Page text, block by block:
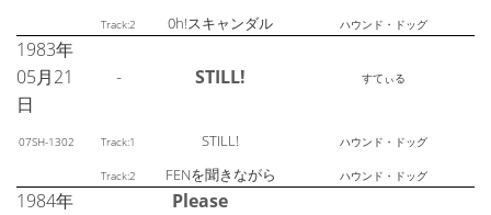
Track:2 0h!スキャンダル ハウンド・ドッグ
1983年
05月21
日
- STILL! すてぃる
07SH-1302 Track:1 STILL! ハウンド・ドッグ
Track:2 FENを聞きながら ハウンド・ドッグ
1984年
Please